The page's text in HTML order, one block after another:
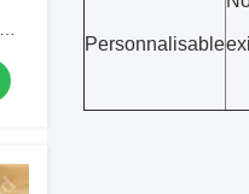
Personnalisable